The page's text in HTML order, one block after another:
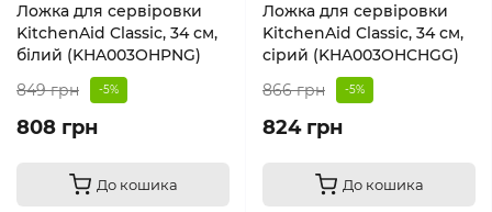
Ложка для сервіровки
KitchenAid Classic, 34 см,
білий (KHA003OHPNG)
849 грн
-5%
808 грн
До кошика
Ложка для сервіровки
KitchenAid Classic, 34 см,
сірий (KHA003OHCHGG)
866 грн
-5%
824 грн
До кошика